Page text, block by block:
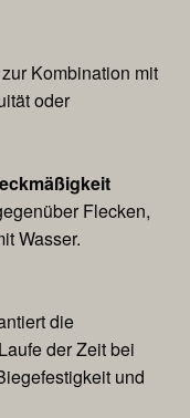
Kombination mit
oder
Flecken,
Wasser.
die
der Zeit bei
und